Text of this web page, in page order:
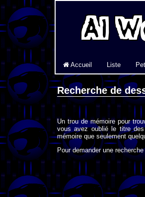
Accueil Liste
Recherche de
Un trou de mémoire pour
vous avez oublié le titre
mémoire que seulement
Pour demander une